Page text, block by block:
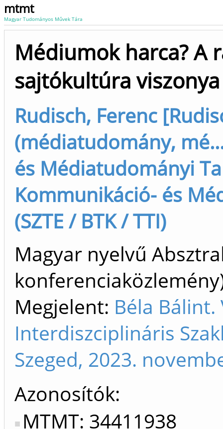
mtmt
Magyar Tudományos Művek Tára
Médiumok harca? A
sajtókultúra
Rudisch, Ferenc
(médiatudomány,
és Médiatudományi
Kommunikáció- és
(SZTE / BTK / TTI)
Magyar nyelvű
Megjelent: Béla
Interdiszciplináris
Szeged, 2023.
Azonosítók
MTMT: 34411938